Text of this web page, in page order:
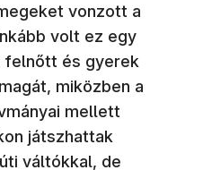
vonzott a
volt ez egy
felnőtt és gyerek
miközben a
mellett
játszhattak
váltókkal, de